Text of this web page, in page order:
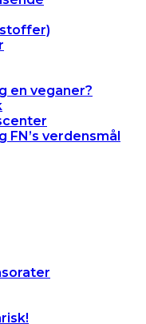
en veganer?
verdensmål